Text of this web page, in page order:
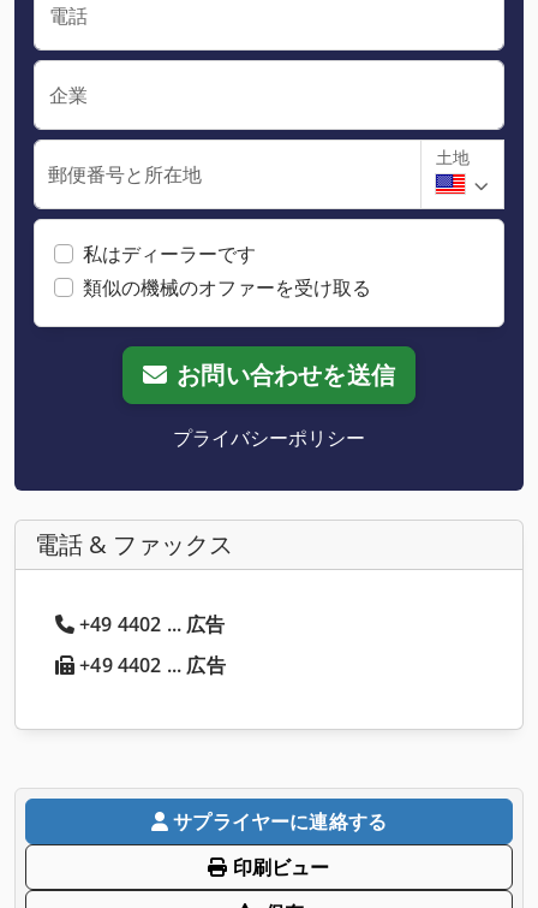
電話
企業
郵便番号と所在地
土地
私はディーラーです
類似の機械のオファーを受け取る
お問い合わせを送信
プライバシーポリシー
電話 & ファックス
+49 4402 ... 広告
+49 4402 ... 広告
サプライヤーに連絡する
印刷ビュー